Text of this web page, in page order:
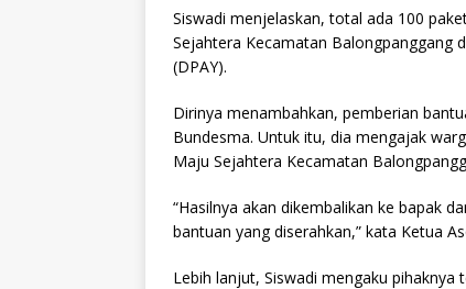
Siswadi menjelaskan, total ada 100
Sejahtera Kecamatan Balongpanggang
(DPAY).
Dirinya menambahkan, pemberian
Bundesma. Untuk itu, dia mengajak
Maju Sejahtera Kecamatan
“Hasilnya akan dikembalikan ke bapak
bantuan yang diserahkan,” kata Ketua
Lebih lanjut, Siswadi mengaku